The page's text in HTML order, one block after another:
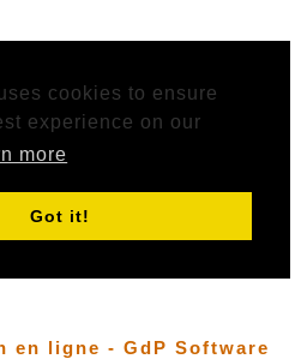
cookies to ensure
experience on our
more
Got it!
en ligne - GdP Software